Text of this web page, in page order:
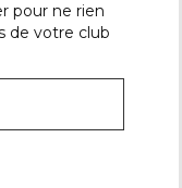
pour ne rien
de votre club